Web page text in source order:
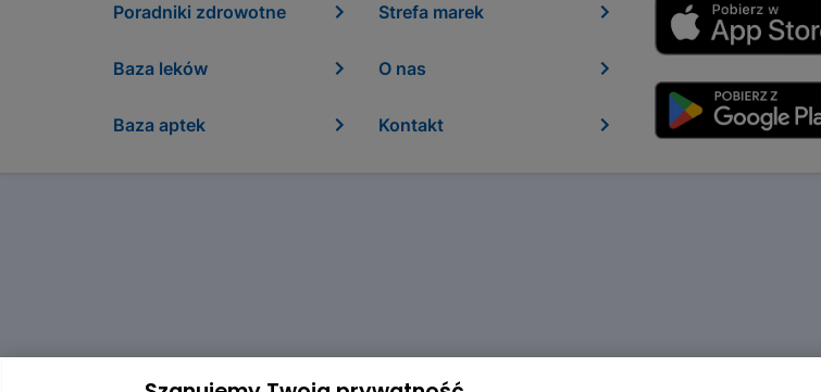
Poradniki zdrowotne
Baza leków
Baza aptek
Strefa marek
O nas
Kontakt